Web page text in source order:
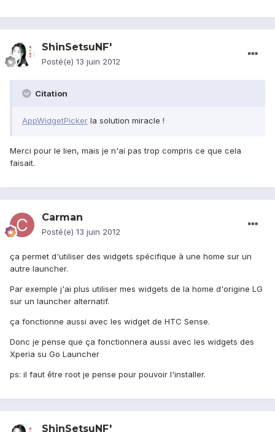
ShinSetsuNF'
Posté(e) 13 juin 2012
Citation
AppWidgetPicker la solution miracle !
Merci pour le lien, mais je n'ai pas trop compris ce que cela
faisait.
Carman
Posté(e) 13 juin 2012
ça permet d'utiliser des widgets spécifique à une home sur un
autre launcher.
Par exemple j'ai plus utiliser mes widgets de la home d'origine LG
sur un launcher alternatif.
ça fonctionne aussi avec les widget de HTC Sense.
Donc je pense que ça fonctionnera aussi avec les widgets des
Xperia su Go Launcher
ps: il faut être root je pense pour pouvoir l'installer.
ShinSetsuNF'